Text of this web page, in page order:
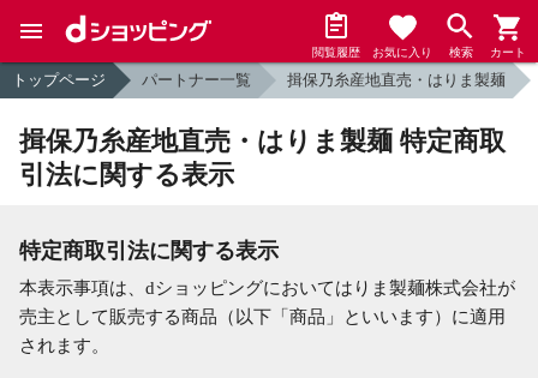
閲覧履歴 お気に入り 検索 カート
トップページ パートナー一覧 揖保乃糸産地直売・はりま製麺
揖保乃糸産地直売・はりま製麺 特定商取
引法に関する表示
特定商取引法に関する表示
本表示事項は、dショッピングにおいてはりま製麺株式会社が
売主として販売する商品（以下「商品」といいます）に適用
されます。